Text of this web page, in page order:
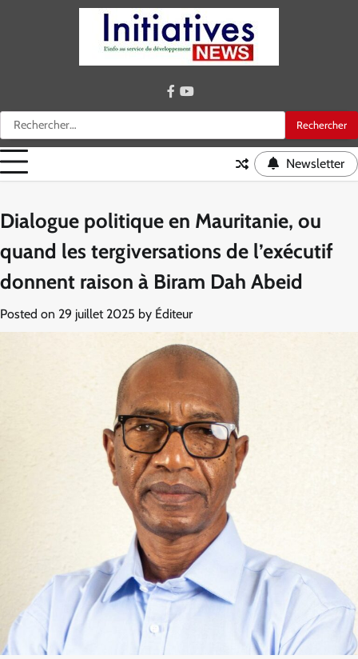
Rechercher :
facebook
youtube
Newsletter
Dialogue politique en Mauritanie, ou
quand les tergiversations de l’exécutif
donnent raison à Biram Dah Abeid
Posted on 29 juillet 2025 by Éditeur